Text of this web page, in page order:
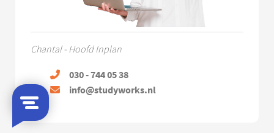
Chantal - Hoofd Inplan
030 - 744 05 38
info@studyworks.nl